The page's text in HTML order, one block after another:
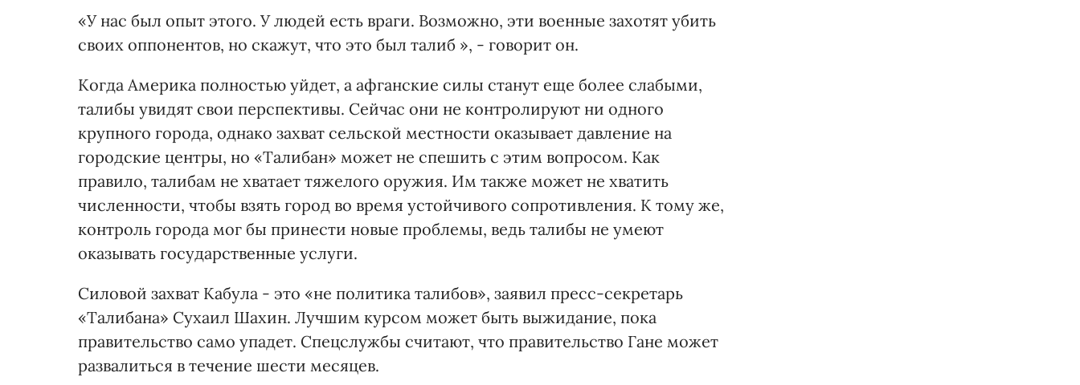
«У нас был опыт этого. У людей есть враги. Возможно, эти военные захотят убить
своих оппонентов, но скажут, что это был талиб », - говорит он.
Когда Америка полностью уйдет, а афганские силы станут еще более слабыми,
талибы увидят свои перспективы. Сейчас они не контролируют ни одного
крупного города, однако захват сельской местности оказывает давление на
городские центры, но «Талибан» может не спешить с этим вопросом. Как
правило, талибам не хватает тяжелого оружия. Им также может не хватить
численности, чтобы взять город во время устойчивого сопротивления. К тому же,
контроль города мог бы принести новые проблемы, ведь талибы не умеют
оказывать государственные услуги.
Силовой захват Кабула - это «не политика талибов», заявил пресс-секретарь
«Талибана» Сухаил Шахин. Лучшим курсом может быть выжидание, пока
правительство само упадет. Спецслужбы считают, что правительство Гане может
развалиться в течение шести месяцев.